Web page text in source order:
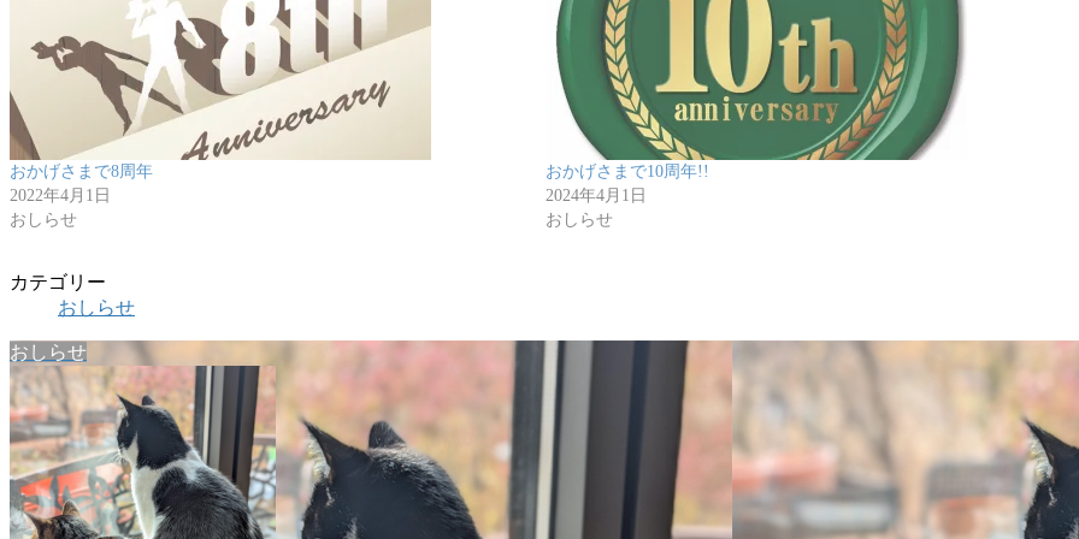
おかげさまで8周年
2022年4月1日
おしらせ
おかげさまで10周年!!
2024年4月1日
おしらせ
カテゴリー
おしらせ
おしらせ